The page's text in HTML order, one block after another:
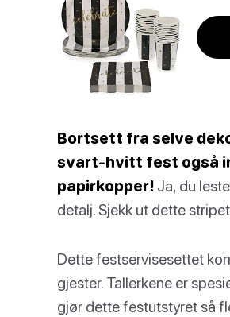
Bortsett fra selve
svart-hvitt fest også
papirkopper! Ja, du
detalj. Sjekk ut dette
Dette festservisesettet
gjester. Tallerkene er
gjør dette festutstyret så